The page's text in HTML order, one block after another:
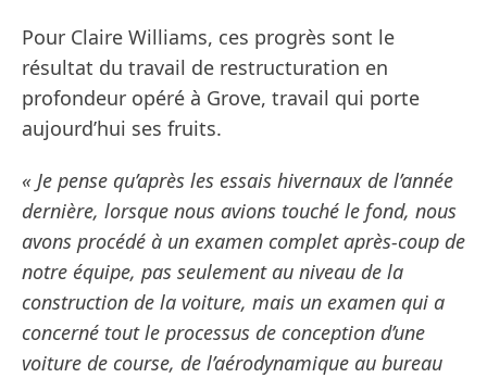
Pour Claire Williams, ces progrès sont le
résultat du travail de restructuration en
profondeur opéré à Grove, travail qui porte
aujourd’hui ses fruits.
« Je pense qu’après les essais hivernaux de l’année
dernière, lorsque nous avions touché le fond, nous
avons procédé à un examen complet après-coup de
notre équipe, pas seulement au niveau de la
construction de la voiture, mais un examen qui a
concerné tout le processus de conception d’une
voiture de course, de l’aérodynamique au bureau